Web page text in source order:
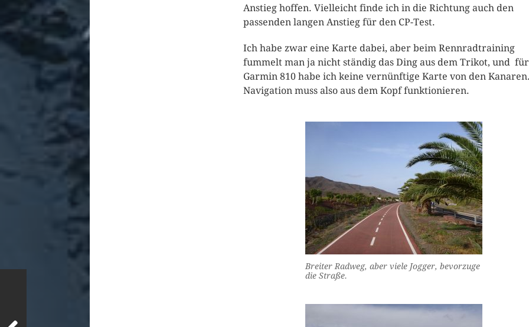
Anstieg hoffen. Vielleicht finde ich in die Richtung auch den
passenden langen Anstieg für den CP-Test.
Ich habe zwar eine Karte dabei, aber beim Rennradtraining
fummelt man ja nicht ständig das Ding aus dem Trikot, und
Garmin 810 habe ich keine vernünftige Karte von den
Navigation muss also aus dem Kopf funktionieren.
Breiter Radweg, aber viele Jogger, bevorzuge
die Straße.